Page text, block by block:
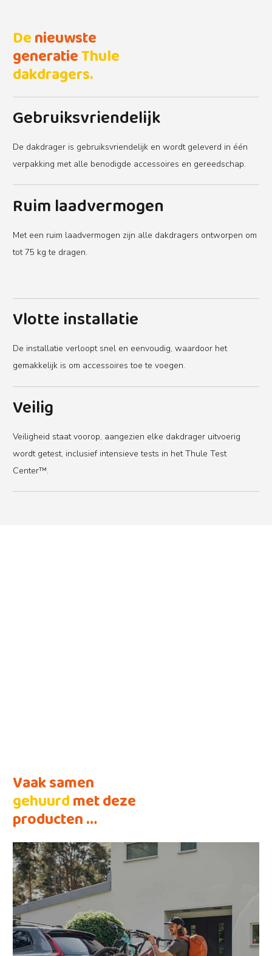
Denieuwste
generatieThule
dakdragers.
Gebruiksvriendelijk
De dakdrager is gebruiksvriendelijk en wordt geleverd in één
verpakking met alle benodigde accessoires en gereedschap.
Ruim laadvermogen
Met een ruim laadvermogen zijn alle dakdragers ontworpen om
tot 75 kg te dragen.
Vlotte installatie
De installatie verloopt snel en eenvoudig, waardoor het
gemakkelijk is om accessoires toe te voegen.
Veilig
Veiligheid staat voorop, aangezien elke dakdrager uitvoerig
wordt getest, inclusief intensieve tests in het Thule Test
Center™.
Vaak samen
gehuurdmet deze
producten …